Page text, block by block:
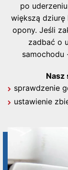
po
większą
opony. Jeśli
zadbać o
samochodu
Nasz
sprawdzenie
ustawienie